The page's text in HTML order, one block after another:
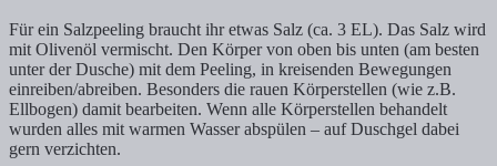
Für ein Salzpeeling braucht ihr etwas Salz (ca. 3 EL). Das Salz wird
mit Olivenöl vermischt. Den Körper von oben bis unten (am besten
unter der Dusche) mit dem Peeling, in kreisenden Bewegungen
einreiben/abreiben. Besonders die rauen Körperstellen (wie z.B.
Ellbogen) damit bearbeiten. Wenn alle Körperstellen behandelt
wurden alles mit warmen Wasser abspülen – auf Duschgel dabei
gern verzichten.